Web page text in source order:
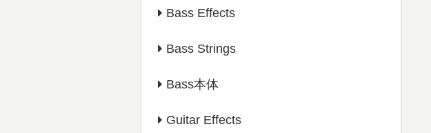
Bass Effects
Bass Strings
Bass本体
Guitar Effects